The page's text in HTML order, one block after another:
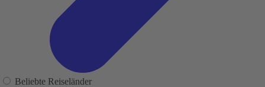
Beliebte Reiseländer